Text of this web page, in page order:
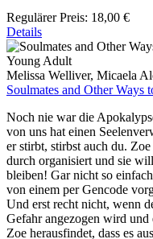
Regulärer Preis: 18,00 €
Details
Young Adult
Melissa Welliver, Micaela
Soulmates and Other Ways
Noch nie war die
von uns hat einen
er stirbt, stirbst auch du.
durch organisiert und sie
bleiben! Gar nicht so
von einem per Gencode
Und erst recht nicht, wenn
Gefahr angezogen wird
Zoe herausfindet, dass es